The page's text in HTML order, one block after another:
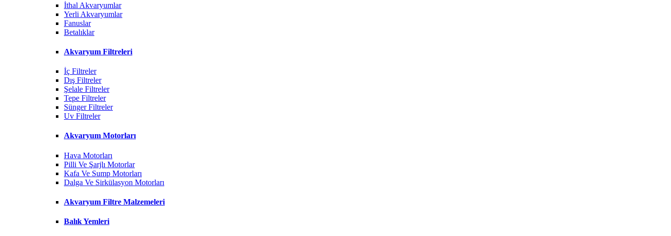
İthal Akvaryumlar
Yerli Akvaryumlar
Fanuslar
Betalıklar
Akvaryum Filtreleri
İç Filtreler
Dış Filtreler
Şelale Filtreler
Tepe Filtreler
Sünger Filtreler
Uv Filtreler
Akvaryum Motorları
Hava Motorları
Pilli Ve Şarjlı Motorlar
Kafa Ve Sump Motorları
Dalga Ve Sirkülasyon Motorları
Akvaryum Filtre Malzemeleri
Balık Yemleri